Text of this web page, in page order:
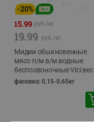
-20%
15.99 руб./кг
19.99 руб./кг
Мидии обыкновенные
мясо п/м в/м водные
беспозвоночные Vici вес
фасовка: 0,15-0,65кг